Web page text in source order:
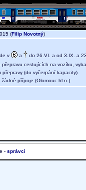
(Filip Novotný)
v
a
do 26.VI. a od 3.IX. a
přepravu cestujících na vozíku,
přepravy (do vyčerpání kapacity)
přípoje (Olomouc hl.n.)
- správci